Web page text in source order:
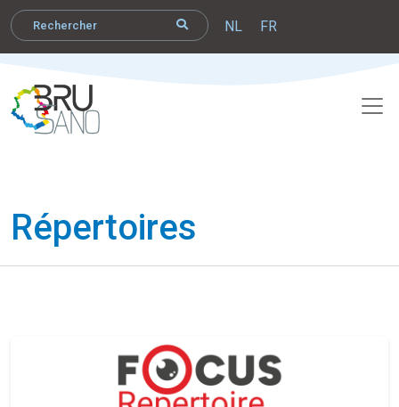
NL FR
Répertoires